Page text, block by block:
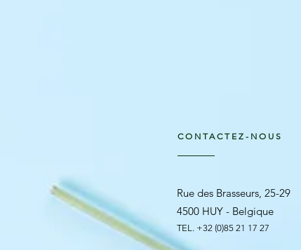
CONTACTEZ-NOUS
Rue des Brasseurs, 25-29
4500 HUY - Belgique
TEL. +32 (0)85 21 17 27